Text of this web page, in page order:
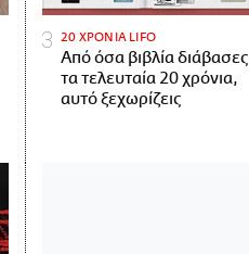
20 ΧΡΟΝΙΑ LIFO
Από όσα βιβλία διάβασες
τα τελευταία 20 χρόνια,
αυτό ξεχωρίζεις